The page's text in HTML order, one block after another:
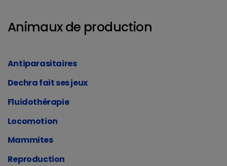
Animaux de production
Antiparasitaires
Dechra fait ses jeux
Fluidothérapie
Locomotion
Mammites
Reproduction